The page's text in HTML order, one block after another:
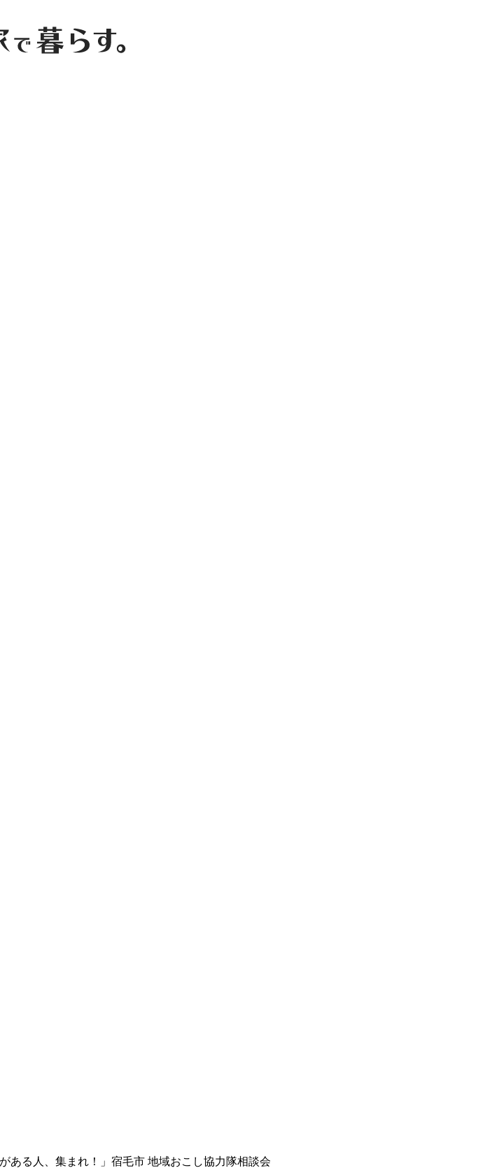
ある人、集まれ！」宿毛市 地域おこし協力隊相談会